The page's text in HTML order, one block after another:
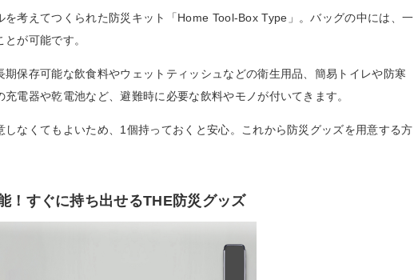
を考えてつくられた防災キット「Home Tool-Box Type」。バッグの中には、一
が可能です。
期保存可能な飲食料やウェットティッシュなどの衛生用品、簡易トイレや防寒
電器や乾電池など、避難時に必要な飲料やモノが付いてきます。
しなくてもよいため、1個持っておくと安心。これから防災グッズを用意する方
！すぐに持ち出せるTHE防災グッズ